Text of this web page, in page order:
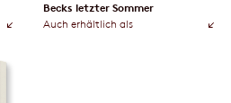
Becks letzter Sommer
Auch erhältlich als